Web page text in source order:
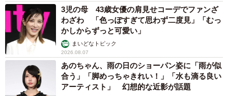
3児の母 43歳女優の肩見せコーデでファンざ
わざわ 「色っぽすぎて思わず二度見」「むっ
かしからずっと可愛い」
まいどなトピック
2026.08.07
あのちゃん、雨の日のショーパン姿に「雨が似
合う」「脚めっちゃきれい！」「水も滴る良い
アーティスト」 幻想的な近影が話題